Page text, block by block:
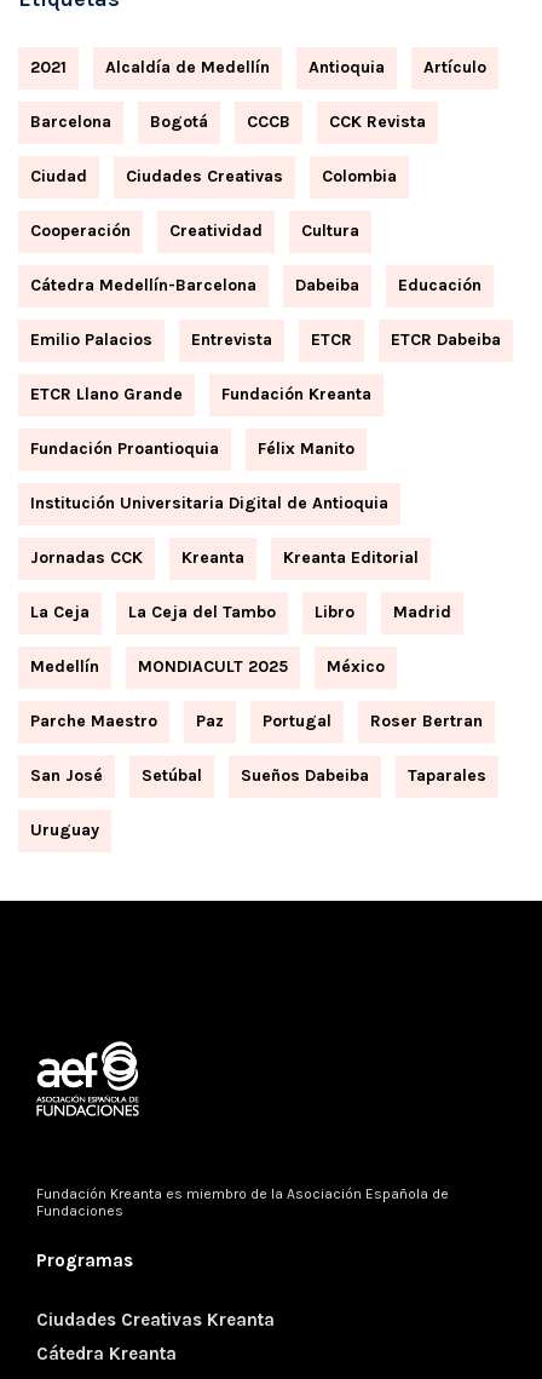
2021 Alcaldía de Medellín Antioquia Artículo
Barcelona Bogotá CCCB CCK Revista
Ciudad Ciudades Creativas Colombia
Cooperación Creatividad Cultura
Cátedra Medellín-Barcelona Dabeiba Educación
Emilio Palacios Entrevista ETCR ETCR Dabeiba
ETCR Llano Grande Fundación Kreanta
Fundación Proantioquia Félix Manito
Institución Universitaria Digital de Antioquia
Jornadas CCK Kreanta Kreanta Editorial
La Ceja La Ceja del Tambo Libro Madrid
Medellín MONDIACULT 2025 México
Parche Maestro Paz Portugal Roser Bertran
San José Setúbal Sueños Dabeiba Taparales
Uruguay
Fundación Kreanta es miembro de la Asociación Española de
Fundaciones
Programas
Ciudades Creativas Kreanta
Cátedra Kreanta